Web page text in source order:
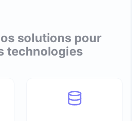
solutions pour
technologies